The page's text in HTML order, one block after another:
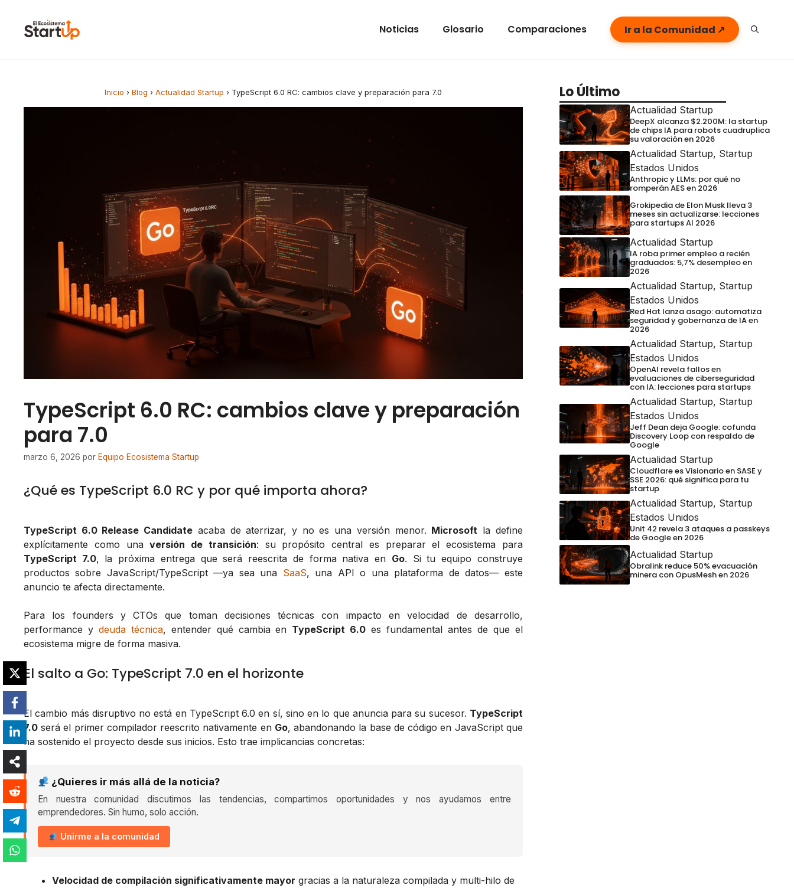
Noticias Glosario Comparaciones Ir a la Comunidad ↗
Inicio › Blog › Actualidad Startup › TypeScript 6.0 RC: cambios clave y preparación para 7.0
TypeScript 6.0 RC: cambios clave y preparación
para 7.0
marzo 6, 2026 por Equipo Ecosistema Startup
¿Qué es TypeScript 6.0 RC y por qué importa ahora?
TypeScript 6.0 Release Candidate acaba de aterrizar, y no es una versión menor. Microsoft la define
explícitamente como unaversión de transición: su propósito central es preparar el ecosistema para
TypeScript 7.0, la próxima entrega que será reescrita de forma nativa en Go. Si tu equipo construye
productos sobre JavaScript/TypeScript —ya sea una SaaS, una API o una plataforma de datos— este
anuncio te afecta directamente.
Para los founders y CTOs que toman decisiones técnicas con impacto en velocidad de desarrollo,
performance y deuda técnica, entender qué cambia en TypeScript 6.0 es fundamental antes de que el
ecosistema migre de forma masiva.
El salto a Go: TypeScript 7.0 en el horizonte
El cambio más disruptivo no está en TypeScript 6.0 en sí, sino en lo que anuncia para su sucesor. TypeScript
7.0 será el primer compilador reescrito nativamente en Go, abandonando la base de código en JavaScript que
ha sostenido el proyecto desde sus inicios. Esto trae implicancias concretas:
¿Quieres ir más allá de la noticia?
En nuestra comunidad discutimos las tendencias, compartimos oportunidades y nos ayudamos entre
emprendedores. Sin humo, solo acción.
Unirme a la comunidad
Velocidad de compilación significativamente mayor gracias a la naturaleza compilada y multi-hilo de
Lo Último
Actualidad Startup
DeepX alcanza $2.200M: la startup
de chips IA para robots cuadruplica
su valoración en 2026
Actualidad Startup, Startup
Estados Unidos
Anthropic y LLMs: por qué no
romperán AES en 2026
Grokipedia de Elon Musk lleva 3
meses sin actualizarse: lecciones
para startups AI 2026
Actualidad Startup
IA roba primer empleo a recién
graduados: 5,7% desempleo en
2026
Actualidad Startup, Startup
Estados Unidos
Red Hat lanza asago: automatiza
seguridad y gobernanza de IA en
2026
Actualidad Startup, Startup
Estados Unidos
OpenAI revela fallos en
evaluaciones de ciberseguridad
con IA: lecciones para startups
Actualidad Startup, Startup
Estados Unidos
Jeff Dean deja Google: cofunda
Discovery Loop con respaldo de
Google
Actualidad Startup
Cloudflare es Visionario en SASE y
SSE 2026: qué significa para tu
startup
Actualidad Startup, Startup
Estados Unidos
Unit 42 revela 3 ataques a passkeys
de Google en 2026
Actualidad Startup
Obralink reduce 50% evacuación
minera con OpusMesh en 2026